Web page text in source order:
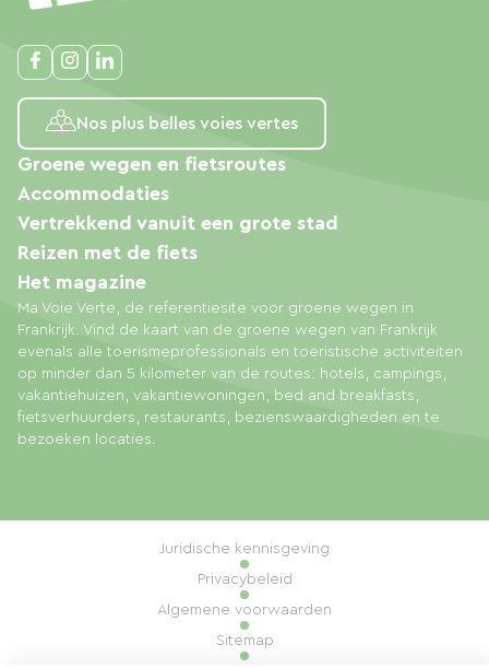
Nos plus belles voies vertes
Ma Voie Verte, de referentiesite voor groene wegen in
Frankrijk. Vind de kaart van de groene wegen van Frankrijk
evenals alle toerismeprofessionals en toeristische activiteiten
op minder dan 5 kilometer van de routes: hotels, campings,
vakantiehuizen, vakantiewoningen, bed and breakfasts,
fietsverhuurders, restaurants, bezienswaardigheden en te
bezoeken locaties.
Groene wegen en fietsroutes
Accommodaties
Vertrekkend vanuit een grote stad
Reizen met de fiets
Het magazine
Juridische kennisgeving
Privacybeleid
Algemene voorwaarden
Sitemap